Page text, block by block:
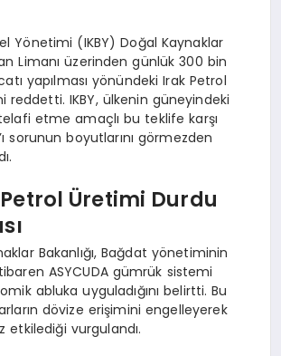
Yönetimi (IKBY) Doğal Kaynaklar
Limanı üzerinden günlük 300 bin
yapılması yönündeki Irak Petrol
reddetti. IKBY, ülkenin güneyindeki
etme amaçlı bu teklife karşı
sorunun boyutlarını görmezden
Petrol Üretimi Durdu
Bakanlığı, Bağdat yönetiminin
ASYCUDA gümrük sistemi
abluka uyguladığını belirtti. Bu
dövize erişimini engelleyerek
vurgulandı.